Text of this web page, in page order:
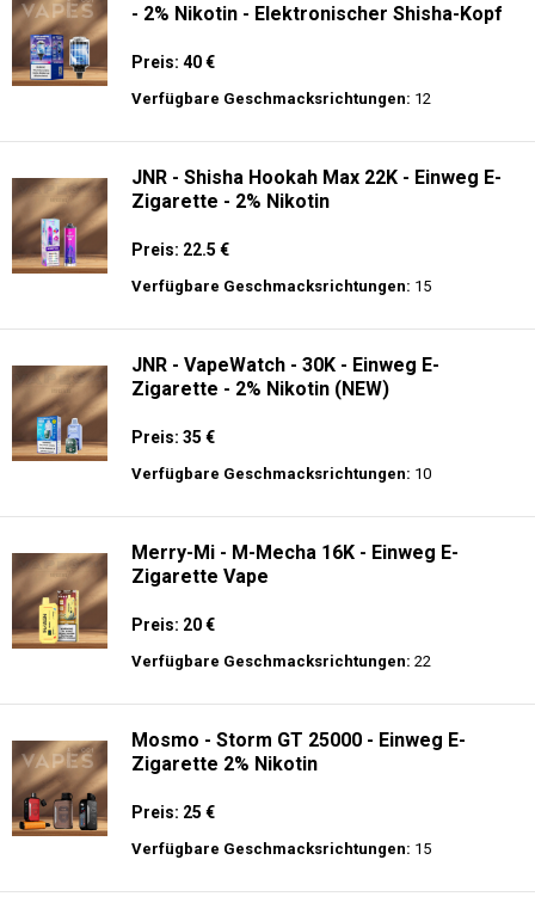
- 2% Nikotin - Elektronischer Shisha-Kopf
Preis: 40 €
Verfügbare Geschmacksrichtungen: 12
JNR - Shisha Hookah Max 22K - Einweg E-
Zigarette - 2% Nikotin
Preis: 22.5 €
Verfügbare Geschmacksrichtungen: 15
JNR - VapeWatch - 30K - Einweg E-
Zigarette - 2% Nikotin (NEW)
Preis: 35 €
Verfügbare Geschmacksrichtungen: 10
Merry-Mi - M-Mecha 16K - Einweg E-
Zigarette Vape
Preis: 20 €
Verfügbare Geschmacksrichtungen: 22
Mosmo - Storm GT 25000 - Einweg E-
Zigarette 2% Nikotin
Preis: 25 €
Verfügbare Geschmacksrichtungen: 15